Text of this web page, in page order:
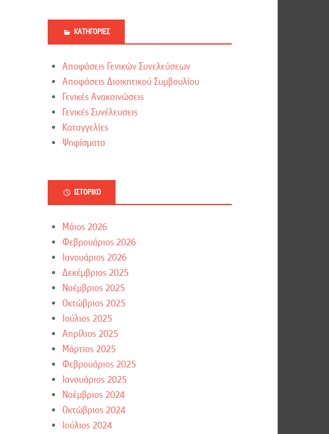
ΚΑΤΗΓΟΡΊΕΣ
Αποφάσεις Γενικών Συνελεύσεων
Αποφάσεις Διοικητικού Συμβουλίου
Γενικές Ανακοινώσεις
Γενικές Συνέλευσεις
Καταγγελίες
Ψηφίσματα
ΙΣΤΟΡΙΚΌ
Μάιος 2026
Φεβρουάριος 2026
Ιανουάριος 2026
Δεκέμβριος 2025
Νοέμβριος 2025
Οκτώβριος 2025
Ιούλιος 2025
Απρίλιος 2025
Μάρτιος 2025
Φεβρουάριος 2025
Ιανουάριος 2025
Νοέμβριος 2024
Οκτώβριος 2024
Ιούλιος 2024